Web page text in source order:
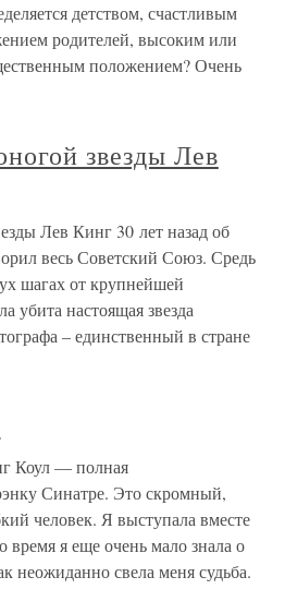
детством, счастливым
родителей, высоким или
положением? Очень
звезды Лев
Лев Кинг 30 лет назад об
весь Советский Союз. Средь
шагах от крупнейшей
убита настоящая звезда
– единственный в стране
Коул — полная
Синатре. Это скромный,
человек. Я выступала вместе
время я еще очень мало знала о
неожиданно свела меня судьба.